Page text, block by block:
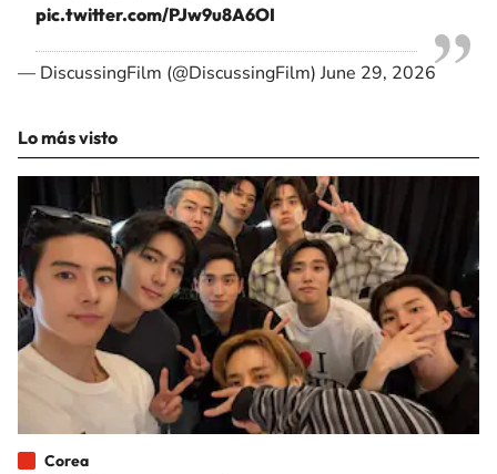
pic.twitter.com/PJw9u8A6OI
— DiscussingFilm (@DiscussingFilm)June 29, 2026
Lo más visto
Corea